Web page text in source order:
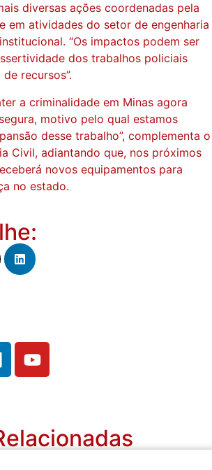
diversas ações coordenadas pela
em atividades do setor de engenharia
“Os impactos podem ser
dos trabalhos policiais
recursos”.
a criminalidade em Minas agora
motivo pelo qual estamos
desse trabalho”, complementa o
Civil, adiantando que, nos próximos
novos equipamentos para
no estado.